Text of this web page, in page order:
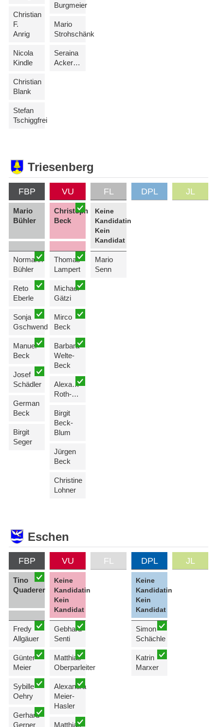
Christian
F.
Anrig
Nicola
Kindle
Christian
Blank
Stefan
Tschiggfrei
Burgmeier
Mario
Strohschänk
Seraina
Ackermann-Forstinger
Triesenberg
FBP
Mario
Bühler
Normann
Bühler
Reto
Eberle
Sonja
Gschwend
Manuel
Beck
Josef
Schädler
German
Beck
Birgit
Seger
VU
Christoph
Beck
Thomas
Lampert
Michael
Gätzi
Mirco
Beck
Barbara
Welte-
Beck
Alexandra
Roth-Schädler
Birgit
Beck-
Blum
Jürgen
Beck
Christine
Lohner
FL
Keine
Kandidatin
Kein
Kandidat
Mario
Senn
DPL JL
Eschen
FBP
Tino
Quaderer
Fredy
Allgäuer
Günter
Meier
Sybille
Oehry
Gerhard
Gerner
VU
Keine
Kandidatin
Kein
Kandidat
Gebhard
Senti
Matthias
Oberparleiter
Alexandra
Meier-
Hasler
Matthias
FL DPL
Keine
Kandidatin
Kein
Kandidat
Simon
Schächle
Katrin
Marxer
JL